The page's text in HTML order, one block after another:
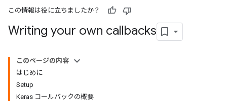
この情報は役に立ちましたか？
Writing your own callbacks
このページの内容
はじめに
Setup
Keras コールバックの概要